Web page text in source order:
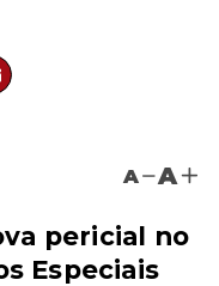
A A
pericial no
Especiais